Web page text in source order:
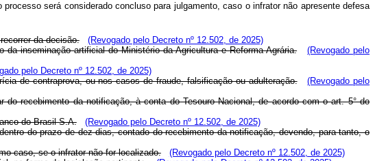
será considerado concluso para julgamento, caso o infrator não apresente defesa
da decisão.
(Revogado pelo Decreto nº 12.502, de 2025)
inseminação artificial do Ministério da Agricultura e Reforma Agrária.
(Revogado pelo
pelo Decreto nº 12.502, de 2025)
de contraprova, ou nos casos de fraude, falsificação ou adulteração.
(Revogado pelo
recebimento da notificação, à conta do Tesouro Nacional, de acordo com o art. 5° do
do Brasil S.A.
(Revogado pelo Decreto nº 12.502, de 2025)
do prazo de dez dias, contado do recebimento da notificação, devendo, para tanto, o
caso, se o infrator não for localizado.
(Revogado pelo Decreto nº 12.502, de 2025)